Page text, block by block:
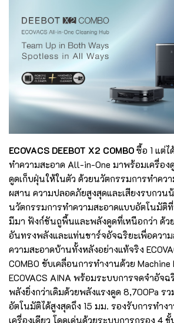
ECOVACS DEEBOT X2 COMBO ซื้อ 1 แต่
ทำความสะอาด All-in-One มาพร้อมเครื่อ
ดูดเก็บฝุ่นให้ในตัว ด้วยนวัตกรรมการทำคว
ผสาน ความปลอดภัยสูงสุดและเสียงรบกว
นวัตกรรมการทําความสะอาดแบบอัตโนมัติ
มีมา ฟังก์ชันถูพื้นและพลังดูดที่เหนือกว่า ด้ว
อันทรงพลังและแท่นชาร์จอัจฉริยะเพื่อควา
ความสะอาดบ้านทั้งหลังอย่างแท้จริง
COMBO ขับเคลื่อนการทำงานด้วย Machine
ECOVACS AINA พร้อมระบบการจดจำอัจ
พลังยิ่งกว่าเดิมด้วยพลังแรงดูด 8,700Pa ร
อัตโนมัติได้สูงสุดถึง 15 มม. รองรับการทำง
เครื่องเดียว โดดเด่นด้วยระบบการกรอง 4